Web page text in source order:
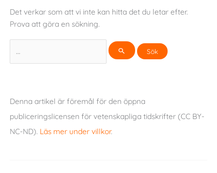
Det verkar som att vi inte kan hitta det du letar efter.
Prova att göra en sökning.
efter:
Denna artikel är föremål för den öppna
publiceringslicensen för vetenskapliga tidskrifter (CC BY-
NC-ND). Läs mer under villkor.